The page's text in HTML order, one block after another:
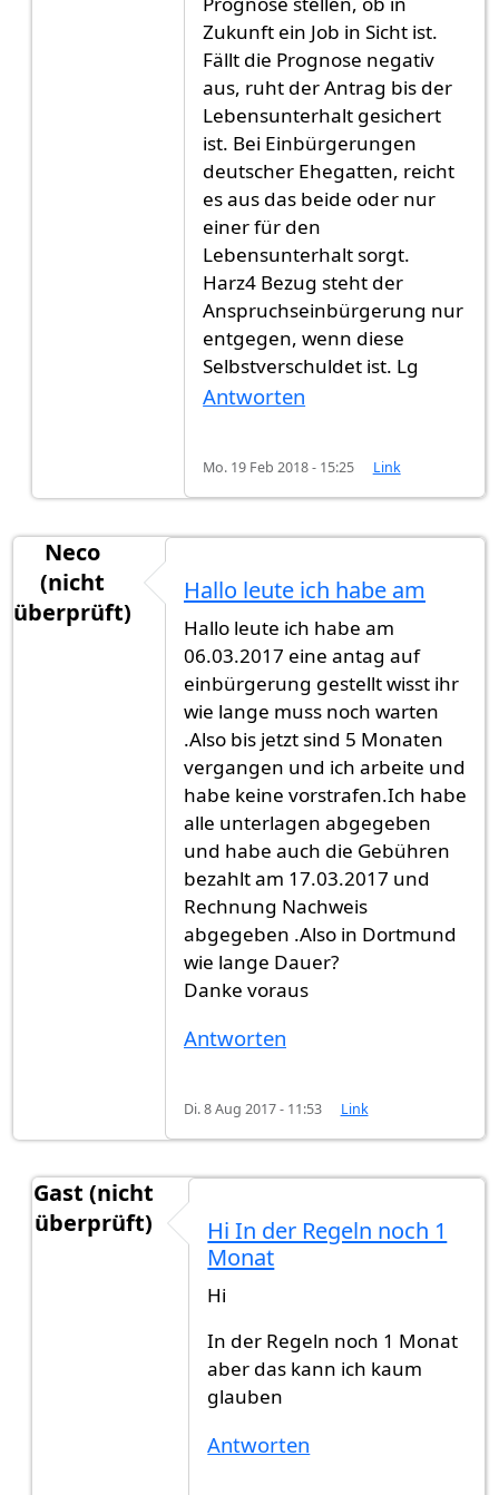
Zukunft ein Job in Sicht ist.
Fällt die Prognose negativ
aus, ruht der Antrag bis der
Lebensunterhalt gesichert
ist. Bei Einbürgerungen
deutscher Ehegatten, reicht
es aus das beide oder nur
einer für den
Lebensunterhalt sorgt.
Harz4 Bezug steht der
Anspruchseinbürgerung nur
entgegen, wenn diese
Selbstverschuldet ist. Lg
Antworten
Mo. 19 Feb 2018 - 15:25 Link
Neco
(nicht
überprüft)
Hallo leute ich habe am
Hallo leute ich habe am
06.03.2017 eine antag auf
einbürgerung gestellt wisst ihr
wie lange muss noch warten
.Also bis jetzt sind 5 Monaten
vergangen und ich arbeite und
habe keine vorstrafen.Ich habe
alle unterlagen abgegeben
und habe auch die Gebühren
bezahlt am 17.03.2017 und
Rechnung Nachweis
abgegeben .Also in Dortmund
wie lange Dauer?
Danke voraus
Antworten
Di. 8 Aug 2017 - 11:53 Link
Gast (nicht
überprüft)
Hallo leute ich habe amvonNeco
Hi In der Regeln noch 1
Monat
Hi
In der Regeln noch 1 Monat
aber das kann ich kaum
glauben
Antworten